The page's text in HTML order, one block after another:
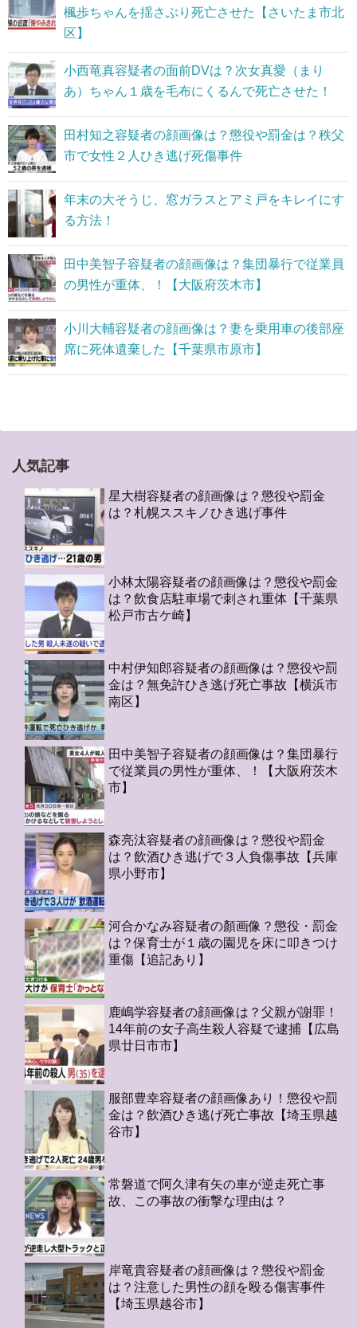
楓歩ちゃんを揺さぶり死亡させた【さいたま市北
区】
小西竜真容疑者の面前DVは？次女真愛（まり
あ）ちゃん１歳を毛布にくるんで死亡させた！
田村知之容疑者の顔画像は？懲役や罰金は？秩父
市で女性２人ひき逃げ死傷事件
年末の大そうじ、窓ガラスとアミ戸をキレイにす
る方法！
田中美智子容疑者の顔画像は？集団暴行で従業員
の男性が重体、！【大阪府茨木市】
小川大輔容疑者の顔画像は？妻を乗用車の後部座
席に死体遺棄した【千葉県市原市】
人気記事
星大樹容疑者の顔画像は？懲役や罰金
は？札幌ススキノひき逃げ事件
小林太陽容疑者の顔画像は？懲役や罰金
は？飲食店駐車場で刺され重体【千葉県
松戸市古ケ崎】
中村伊知郎容疑者の顔画像は？懲役や罰
金は？無免許ひき逃げ死亡事故【横浜市
南区】
田中美智子容疑者の顔画像は？集団暴行
で従業員の男性が重体、！【大阪府茨木
市】
森亮汰容疑者の顔画像は？懲役や罰金
は？飲酒ひき逃げで３人負傷事故【兵庫
県小野市】
河合かなみ容疑者の顏画像？懲役・罰金
は？保育士が１歳の園児を床に叩きつけ
重傷【追記あり】
鹿嶋学容疑者の顔画像は？父親が謝罪！
14年前の女子高生殺人容疑で逮捕【広島
県廿日市市】
服部豊幸容疑者の顔画像あり！懲役や罰
金は？飲酒ひき逃げ死亡事故【埼玉県越
谷市】
常磐道で阿久津有矢の車が逆走死亡事
故、この事故の衝撃な理由は？
岸竜貴容疑者の顔画像は？懲役や罰金
は？注意した男性の顔を殴る傷害事件
【埼玉県越谷市】